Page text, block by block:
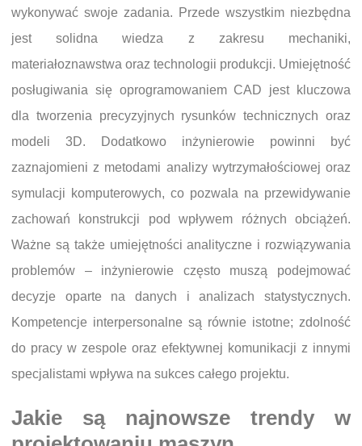
wykonywać swoje zadania. Przede wszystkim niezbędna
jest solidna wiedza z zakresu mechaniki,
materiałoznawstwa oraz technologii produkcji. Umiejętność
posługiwania się oprogramowaniem CAD jest kluczowa
dla tworzenia precyzyjnych rysunków technicznych oraz
modeli 3D. Dodatkowo inżynierowie powinni być
zaznajomieni z metodami analizy wytrzymałościowej oraz
symulacji komputerowych, co pozwala na przewidywanie
zachowań konstrukcji pod wpływem różnych obciążeń.
Ważne są także umiejętności analityczne i rozwiązywania
problemów – inżynierowie często muszą podejmować
decyzje oparte na danych i analizach statystycznych.
Kompetencje interpersonalne są równie istotne; zdolność
do pracy w zespole oraz efektywnej komunikacji z innymi
specjalistami wpływa na sukces całego projektu.
Jakie są najnowsze trendy w